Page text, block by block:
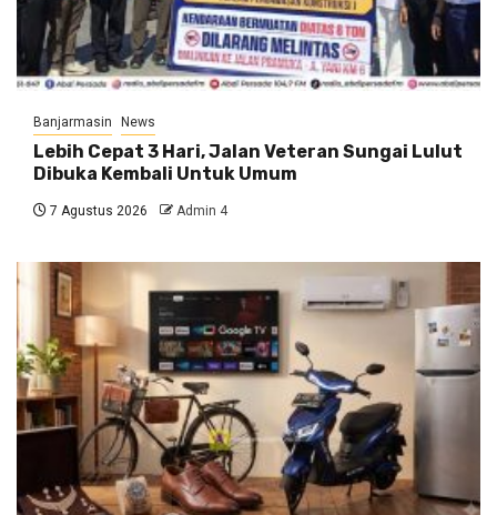
Banjarmasin News
Lebih Cepat 3 Hari, Jalan Veteran Sungai Lulut
Dibuka Kembali Untuk Umum
7 Agustus 2026 Admin 4